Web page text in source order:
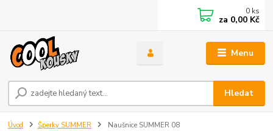
Menu
Hledat
0 ks
za 0,00 Kč
Úvod Šperky SUMMER Naušnice SUMMER 08